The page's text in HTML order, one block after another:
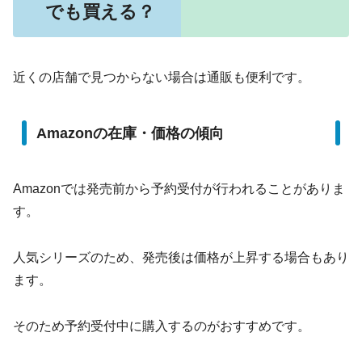
でも買える？
近くの店舗で見つからない場合は通販も便利です。
Amazonの在庫・価格の傾向
Amazonでは発売前から予約受付が行われることがありま
す。
人気シリーズのため、発売後は価格が上昇する場合もあり
ます。
そのため予約受付中に購入するのがおすすめです。